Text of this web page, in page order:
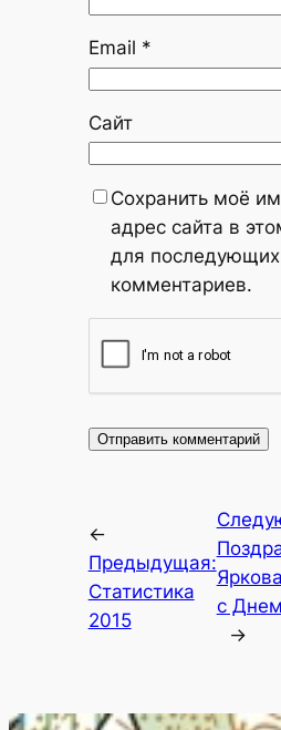
Email *
Сайт
Сохранить моё
адрес сайта в
для
комментариев.
←
Предыдущая:
Статистика
2015
с
→